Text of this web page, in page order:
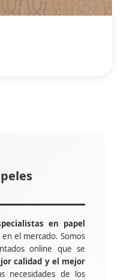
en papel
en el mercado. Somos
online que se
calidad y el mejor
necesidades de los